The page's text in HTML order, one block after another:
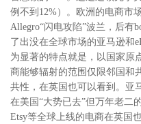
例不到12%）。欧洲的电商市
Allegro“闪电攻陷”波兰，后有
了出没在全球市场的亚马逊和
为显著的特点就是，以国家原
商能够辐射的范围仅限邻国和
共性，在英国也可以看到。亚
在美国“大势已去”但万年老二
Etsy等全球上线的电商在英国